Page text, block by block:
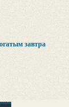
завтра